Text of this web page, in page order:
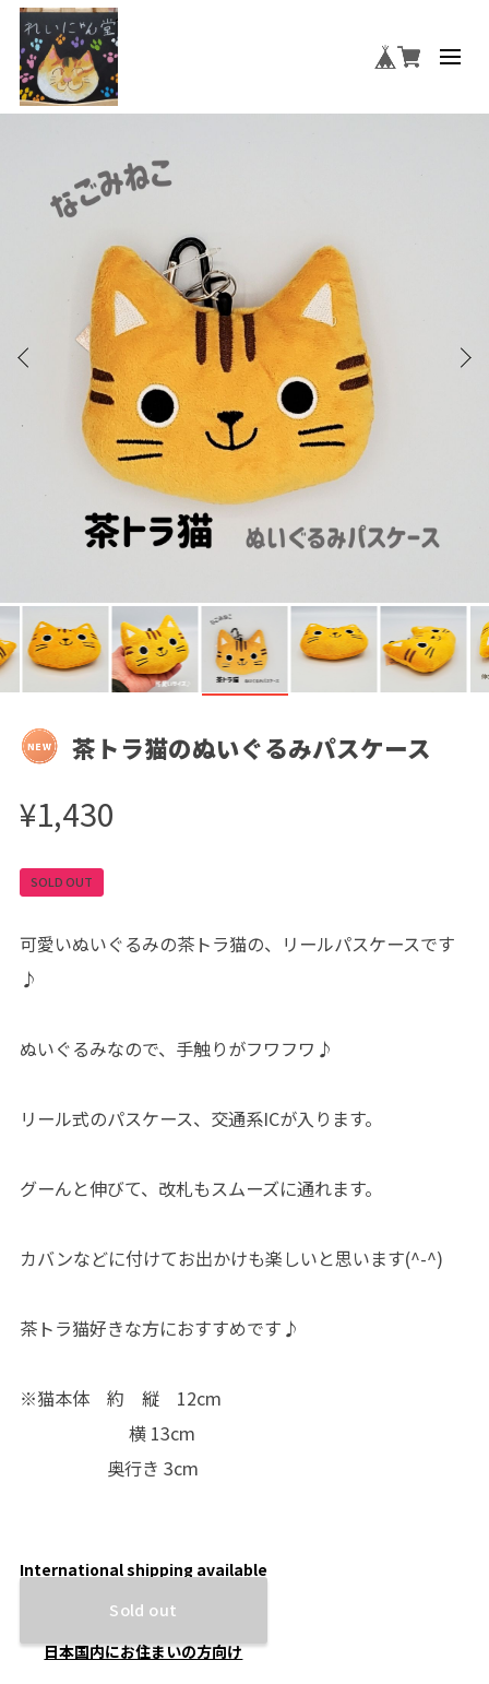
茶トラ猫のぬいぐるみパスケース
¥1,430
SOLD OUT
可愛いぬいぐるみの茶トラ猫の、リールパスケースです
♪
ぬいぐるみなので、手触りがフワフワ♪
リール式のパスケース、交通系ICが入ります。
グーんと伸びて、改札もスムーズに通れます。
カバンなどに付けてお出かけも楽しいと思います(^-^)
茶トラ猫好きな方におすすめです♪
※猫本体 約 縦 12cm
横 13cm
奥行き 3cm
International shipping available
Sold out
日本国内にお住まいの方向け